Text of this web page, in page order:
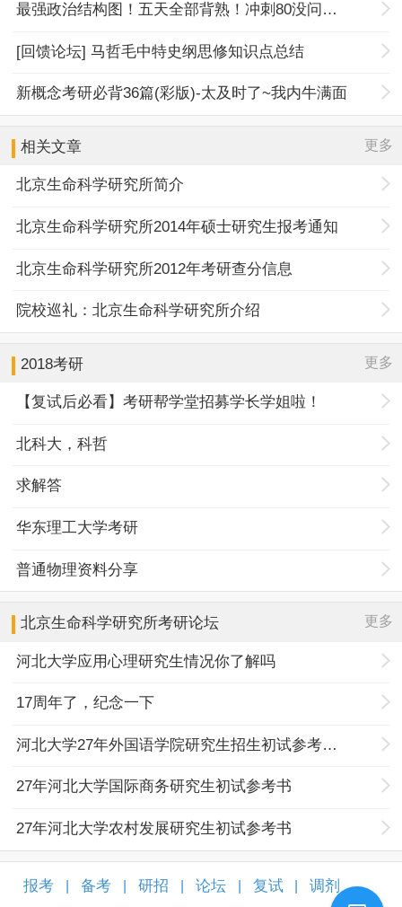
最强政治结构图！五天全部背熟！冲刺80没问题！
[回馈论坛] 马哲毛中特史纲思修知识点总结
新概念考研必背36篇(彩版)-太及时了~我内牛满面
相关文章 更多
北京生命科学研究所简介
北京生命科学研究所2014年硕士研究生报考通知
北京生命科学研究所2012年考研查分信息
院校巡礼：北京生命科学研究所介绍
2018考研 更多
【复试后必看】考研帮学堂招募学长学姐啦！
北科大，科哲
求解答
华东理工大学考研
普通物理资料分享
北京生命科学研究所考研论坛 更多
河北大学应用心理研究生情况你了解吗
17周年了，纪念一下
河北大学27年外国语学院研究生招生初试参考书目调整
27年河北大学国际商务研究生初试参考书
27年河北大学农村发展研究生初试参考书
报考 备考 研招 论坛 复试 调剂